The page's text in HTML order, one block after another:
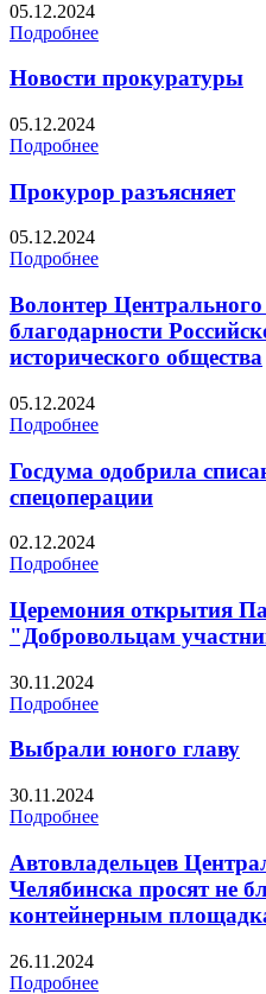
05.12.2024
Подробнее
Новости прокуратуры
05.12.2024
Подробнее
Прокурор разъясняет
05.12.2024
Подробнее
Волонтер Центрального
благодарности
исторического общества
05.12.2024
Подробнее
Госдума одобрила
спецоперации
02.12.2024
Подробнее
Церемония открытия
"Добровольцам
30.11.2024
Подробнее
Выбрали юного главу
30.11.2024
Подробнее
Автовладельцев
Челябинска просят не
контейнерным
26.11.2024
Подробнее